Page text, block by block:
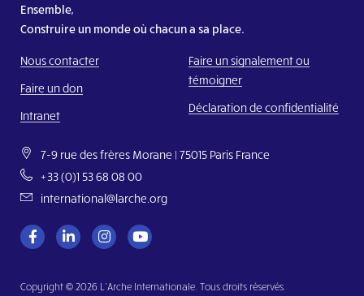
Ensemble,
Construire un monde où chacun a sa place.
Nous contacter
Faire un don
Intranet
Faire un signalement ou
témoigner
Déclaration de confidentialité
7-9 rue des frères Morane | 75015 Paris France
+33 (0)1 53 68 08 00
international@larche.org
Copyright © 2026 L’Arche Internationale. Tous droits réservés.